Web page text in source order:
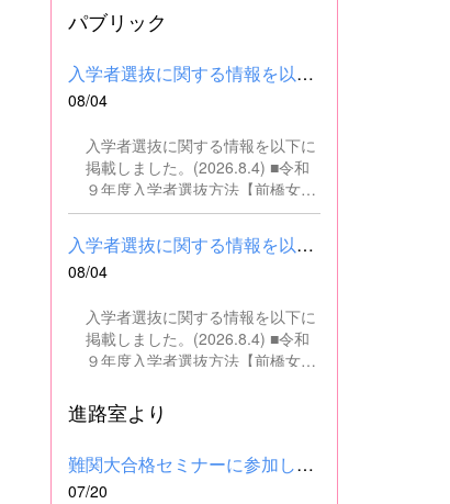
パブリック
入学者選抜に関する情報を以下に掲載しました。(2026.8.4) ■令和...
08/04
入学者選抜に関する情報を以下に
掲載しました。(2026.8.4) ■令和
９年度入学者選抜方法【前橋女子
高校】pdf はこちら ■群馬県教育
委員会webサイト 高校入試に関
するページはこちら
入学者選抜に関する情報を以下に掲載しました。(2026.8.4) ■令和...
08/04
入学者選抜に関する情報を以下に
掲載しました。(2026.8.4) ■令和
９年度入学者選抜方法【前橋女子
委員会webサイト 高校入試に関
するページはこちら
進路室より
難関大合格セミナーに参加しました
07/20